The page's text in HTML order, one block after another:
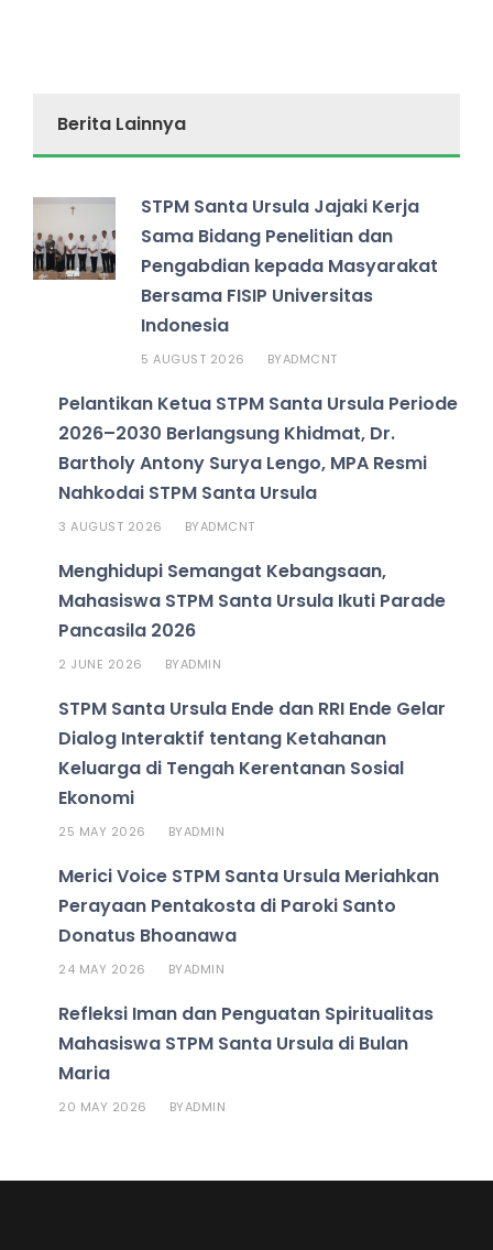
Berita Lainnya
STPM Santa Ursula Jajaki Kerja
Sama Bidang Penelitian dan
Pengabdian kepada Masyarakat
Bersama FISIP Universitas
Indonesia
5 AUGUST 2026 BYADMCNT
Pelantikan Ketua STPM Santa Ursula Periode
2026–2030 Berlangsung Khidmat, Dr.
Bartholy Antony Surya Lengo, MPA Resmi
Nahkodai STPM Santa Ursula
3 AUGUST 2026 BYADMCNT
Menghidupi Semangat Kebangsaan,
Mahasiswa STPM Santa Ursula Ikuti Parade
Pancasila 2026
2 JUNE 2026 BYADMIN
STPM Santa Ursula Ende dan RRI Ende Gelar
Dialog Interaktif tentang Ketahanan
Keluarga di Tengah Kerentanan Sosial
Ekonomi
25 MAY 2026 BYADMIN
Merici Voice STPM Santa Ursula Meriahkan
Perayaan Pentakosta di Paroki Santo
Donatus Bhoanawa
24 MAY 2026 BYADMIN
Refleksi Iman dan Penguatan Spiritualitas
Mahasiswa STPM Santa Ursula di Bulan
Maria
20 MAY 2026 BYADMIN